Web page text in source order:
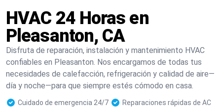
HVAC 24 Horas en
Pleasanton, CA
Disfruta de reparación, instalación y mantenimiento HVAC
confiables en Pleasanton. Nos encargamos de todas tus
necesidades de calefacción, refrigeración y calidad de aire—
día y noche—para que siempre estés cómodo en casa.
Cuidado de emergencia 24/7
Reparaciones rápidas de AC